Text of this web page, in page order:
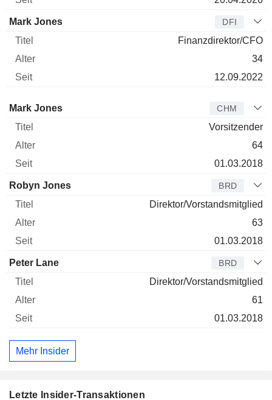
Mark Jones DFI
Finanzdirektor/CFO
34
12.09.2022
Verwaltungsratsmitglied
Mark Jones CHM
Vorsitzender
64
01.03.2018
Robyn Jones BRD
Direktor/Vorstandsmitglied
63
01.03.2018
Peter Lane BRD
Direktor/Vorstandsmitglied
61
01.03.2018
Mehr Insider
Letzte Insider-Transaktionen